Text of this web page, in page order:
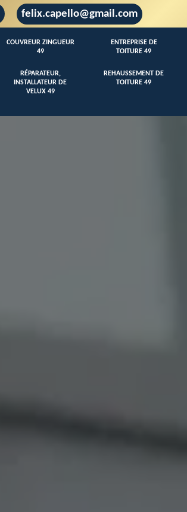
felix.capello@gmail.com
COUVREUR ZINGUEUR
49
ENTREPRISE DE
TOITURE 49
RÉPARATEUR,
INSTALLATEUR DE
VELUX 49
REHAUSSEMENT DE
TOITURE 49